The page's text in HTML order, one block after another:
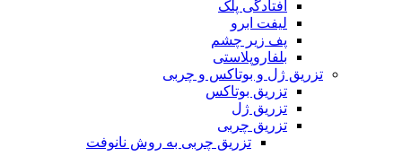
افتادگی پلک
لیفت ابرو
پف زیر چشم
بلفاروپلاستی
تزریق ژل و بوتاکس و چربی
تزریق بوتاکس
تزریق ژل
تزریق چربی
تزریق چربی به روش نانوفت